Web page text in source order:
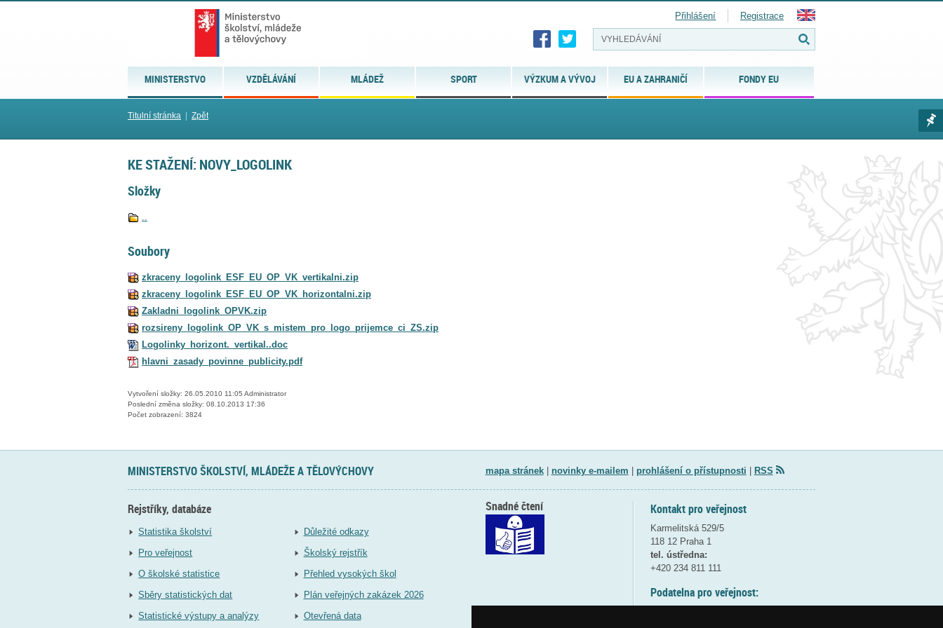
MINISTERSTVO VZDĚLÁVÁNÍ MLÁDEŽ SPORT VÝZKUM A VÝVOJ EU A ZAHRANIČÍ FONDY EU
Přihlášení Registrace
Titulní stránka Zpět
KE STAŽENÍ: NOVY_LOGOLINK
Složky
..
Soubory
zkraceny_logolink_ESF_EU_OP_VK_vertikalni.zip
zkraceny_logolink_ESF_EU_OP_VK_horizontalni.zip
Zakladni_logolink_OPVK.zip
rozsireny_logolink_OP_VK_s_mistem_pro_logo_prijemce_ci_ZS.zip
Logolinky_horizont._vertikal..doc
hlavni_zasady_povinne_publicity.pdf
Vytvoření složky: 26.05.2010 11:05 Administrator
Poslední změna složky: 08.10.2013 17:36
Počet zobrazení: 3824
MINISTERSTVO ŠKOLSTVÍ, MLÁDEŽE A TĚLOVÝCHOVY mapa stránek| novinky e-mailem prohlášení o přístupnosti RSS
Rejstříky, databáze
Statistika školství
Pro veřejnost
O školské statistice
Sběry statistických dat
Statistické výstupy a analýzy
Důležité odkazy
Školský rejstřík
Přehled vysokých škol
Plán veřejných zakázek 2026
Otevřená data
Kontakt pro veřejnost
Karmelitská 529/5
118 12 Praha 1
tel. ústředna:
+420 234 811 111
Podatelna pro veřejnost:
Snadné čtení